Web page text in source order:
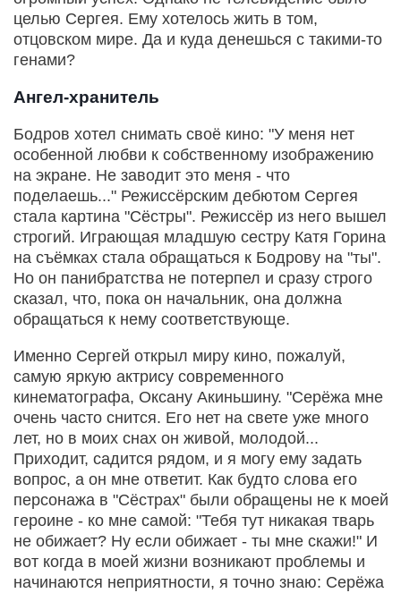
целью Сергея. Ему хотелось жить в том,
отцовском мире. Да и куда денешься с такими-то
генами?
Ангел-хранитель
Бодров хотел снимать своё кино: "У меня нет
особенной любви к собственному изображению
на экране. Не заводит это меня - что
поделаешь..." Режиссёрским дебютом Сергея
стала картина "Сёстры". Режиссёр из него вышел
строгий. Играющая младшую сестру Катя Горина
на съёмках стала обращаться к Бодрову на "ты".
Но он панибратства не потерпел и сразу строго
сказал, что, пока он начальник, она должна
обращаться к нему соответствующе.
Именно Сергей открыл миру кино, пожалуй,
самую яркую актрису современного
кинематографа, Оксану Акиньшину. "Серёжа мне
очень часто снится. Его нет на свете уже много
лет, но в моих снах он живой, молодой...
Приходит, садится рядом, и я могу ему задать
вопрос, а он мне ответит. Как будто слова его
персонажа в "Сёстрах" были обращены не к моей
героине - ко мне самой: "Тебя тут никакая тварь
не обижает? Ну если обижает - ты мне скажи!" И
вот когда в моей жизни возникают проблемы и
начинаются неприятности, я точно знаю: Серёжа